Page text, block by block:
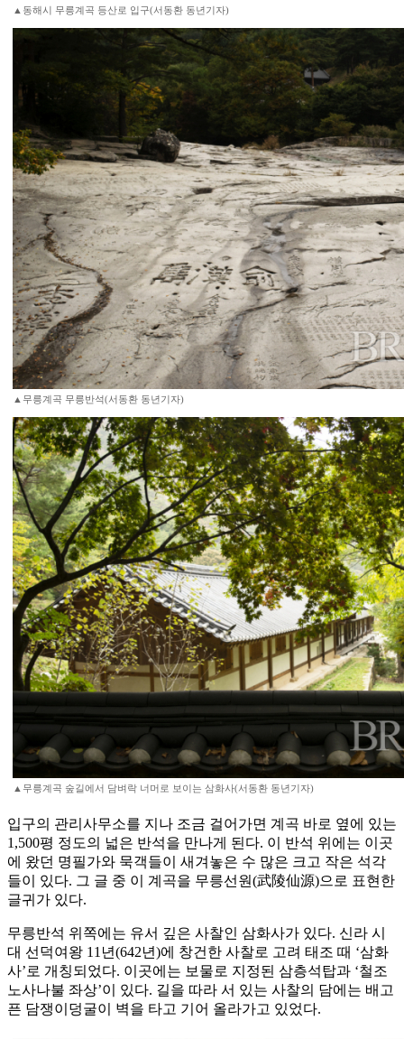
▲동해시 무릉계곡 등산로 입구(서동환 동년기자)
▲무릉계곡 무릉반석(서동환 동년기자)
▲무릉계곡 숲길에서 담벼락 너머로 보이는 삼화사(서동환 동년기자)
입구의 관리사무소를 지나 조금 걸어가면 계곡 바로 옆에 있는
1,500평 정도의 넓은 반석을 만나게 된다. 이 반석 위에는 이곳
에 왔던 명필가와 묵객들이 새겨놓은 수 많은 크고 작은 석각
들이 있다. 그 글 중 이 계곡을 무릉선원(武陵仙源)으로 표현한
글귀가 있다.
무릉반석 위쪽에는 유서 깊은 사찰인 삼화사가 있다. 신라 시
대 선덕여왕 11년(642년)에 창건한 사찰로 고려 태조 때 ‘삼화
사’로 개칭되었다. 이곳에는 보물로 지정된 삼층석탑과 ‘철조
노사나불 좌상’이 있다. 길을 따라 서 있는 사찰의 담에는 배고
픈 담쟁이덩굴이 벽을 타고 기어 올라가고 있었다.